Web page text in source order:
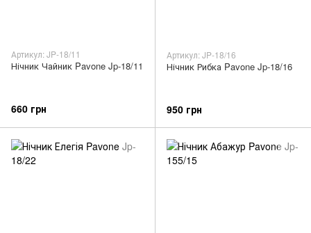
Артикул: JP-18/11
Нічник Чайник Pavone Jp-18/11
660 грн
Артикул: JP-18/16
Нічник Рибка Pavone Jp-18/16
950 грн